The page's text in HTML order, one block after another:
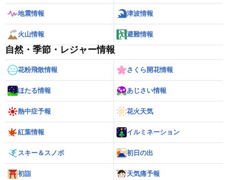
地震情報 津波情報
火山情報 避難情報
自然・季節・レジャー情報
花粉飛散情報 さくら開花情報
ほたる情報 あじさい情報
熱中症予報 花火天気
紅葉情報 イルミネーション
スキー＆スノボ 初日の出
初詣 天気痛予報